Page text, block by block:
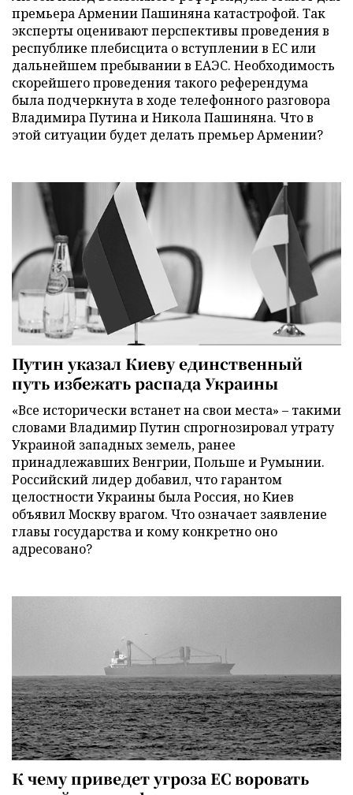
премьера Армении Пашиняна катастрофой. Так
эксперты оценивают перспективы проведения в
республике плебисцита о вступлении в ЕС или
дальнейшем пребывании в ЕАЭС. Необходимость
скорейшего проведения такого референдума
была подчеркнута в ходе телефонного разговора
Владимира Путина и Никола Пашиняна. Что в
этой ситуации будет делать премьер Армении?
Путин указал Киеву единственный
путь избежать распада Украины
«Все исторически встанет на свои места» – такими
словами Владимир Путин спрогнозировал утрату
Украиной западных земель, ранее
принадлежавших Венгрии, Польше и Румынии.
Российский лидер добавил, что гарантом
целостности Украины была Россия, но Киев
объявил Москву врагом. Что означает заявление
главы государства и кому конкретно оно
адресовано?
К чему приведет угроза ЕС воровать